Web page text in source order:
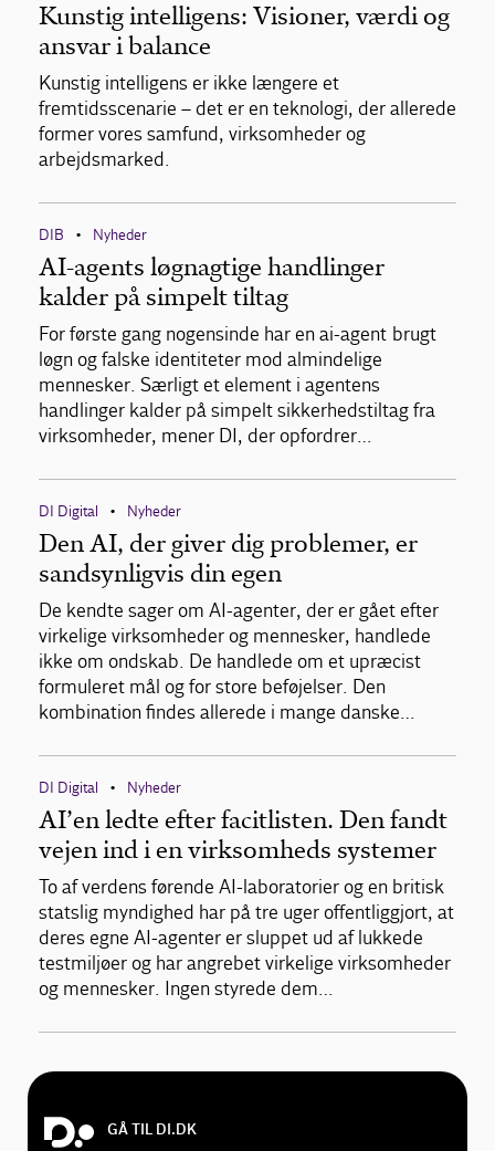
Kunstig intelligens: Visioner, værdi og
ansvar i balance
Kunstig intelligens er ikke længere et
fremtidsscenarie – det er en teknologi, der allerede
former vores samfund, virksomheder og
arbejdsmarked.
DIB • Nyheder
AI-agents løgnagtige handlinger
kalder på simpelt tiltag
For første gang nogensinde har en ai-agent brugt
løgn og falske identiteter mod almindelige
mennesker. Særligt et element i agentens
handlinger kalder på simpelt sikkerhedstiltag fra
virksomheder, mener DI, der opfordrer…
DI Digital • Nyheder
Den AI, der giver dig problemer, er
sandsynligvis din egen
De kendte sager om AI-agenter, der er gået efter
virkelige virksomheder og mennesker, handlede
ikke om ondskab. De handlede om et upræcist
formuleret mål og for store beføjelser. Den
kombination findes allerede i mange danske…
DI Digital • Nyheder
AI’en ledte efter facitlisten. Den fandt
vejen ind i en virksomheds systemer
To af verdens førende AI-laboratorier og en britisk
statslig myndighed har på tre uger offentliggjort, at
deres egne AI-agenter er sluppet ud af lukkede
testmiljøer og har angrebet virkelige virksomheder
og mennesker. Ingen styrede dem…
GÅ TIL DI.DK